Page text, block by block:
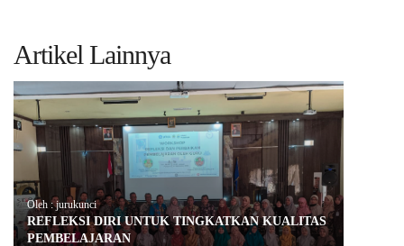
Artikel Lainnya
Oleh : jurukunci
REFLEKSI DIRI UNTUK TINGKATKAN KUALITAS
PEMBELAJARAN